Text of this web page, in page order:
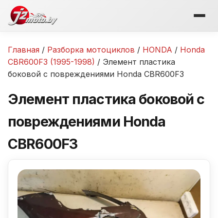
Перейти
Главная / Разборка мотоциклов / HONDA / Honda
CBR600F3 (1995-1998) / Элемент пластика
боковой с повреждениями Honda CBR600F3
Элемент пластика боковой с
повреждениями Honda
CBR600F3